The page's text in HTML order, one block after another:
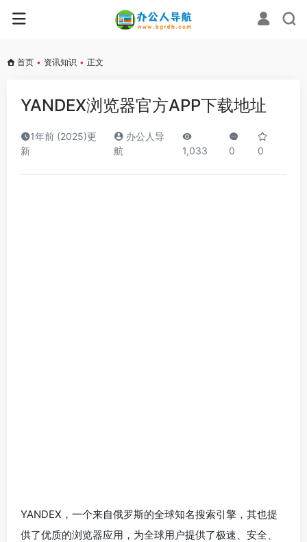
首页 • 资讯知识 • 正文
YANDEX浏览器官方APP下载地址
1年前 (2025)更
新
办公人导
航
1,033 0 0
YANDEX，一个来自俄罗斯的全球知名搜索引擎，其也提
供了优质的浏览器应用，为全球用户提供了极速、安全、